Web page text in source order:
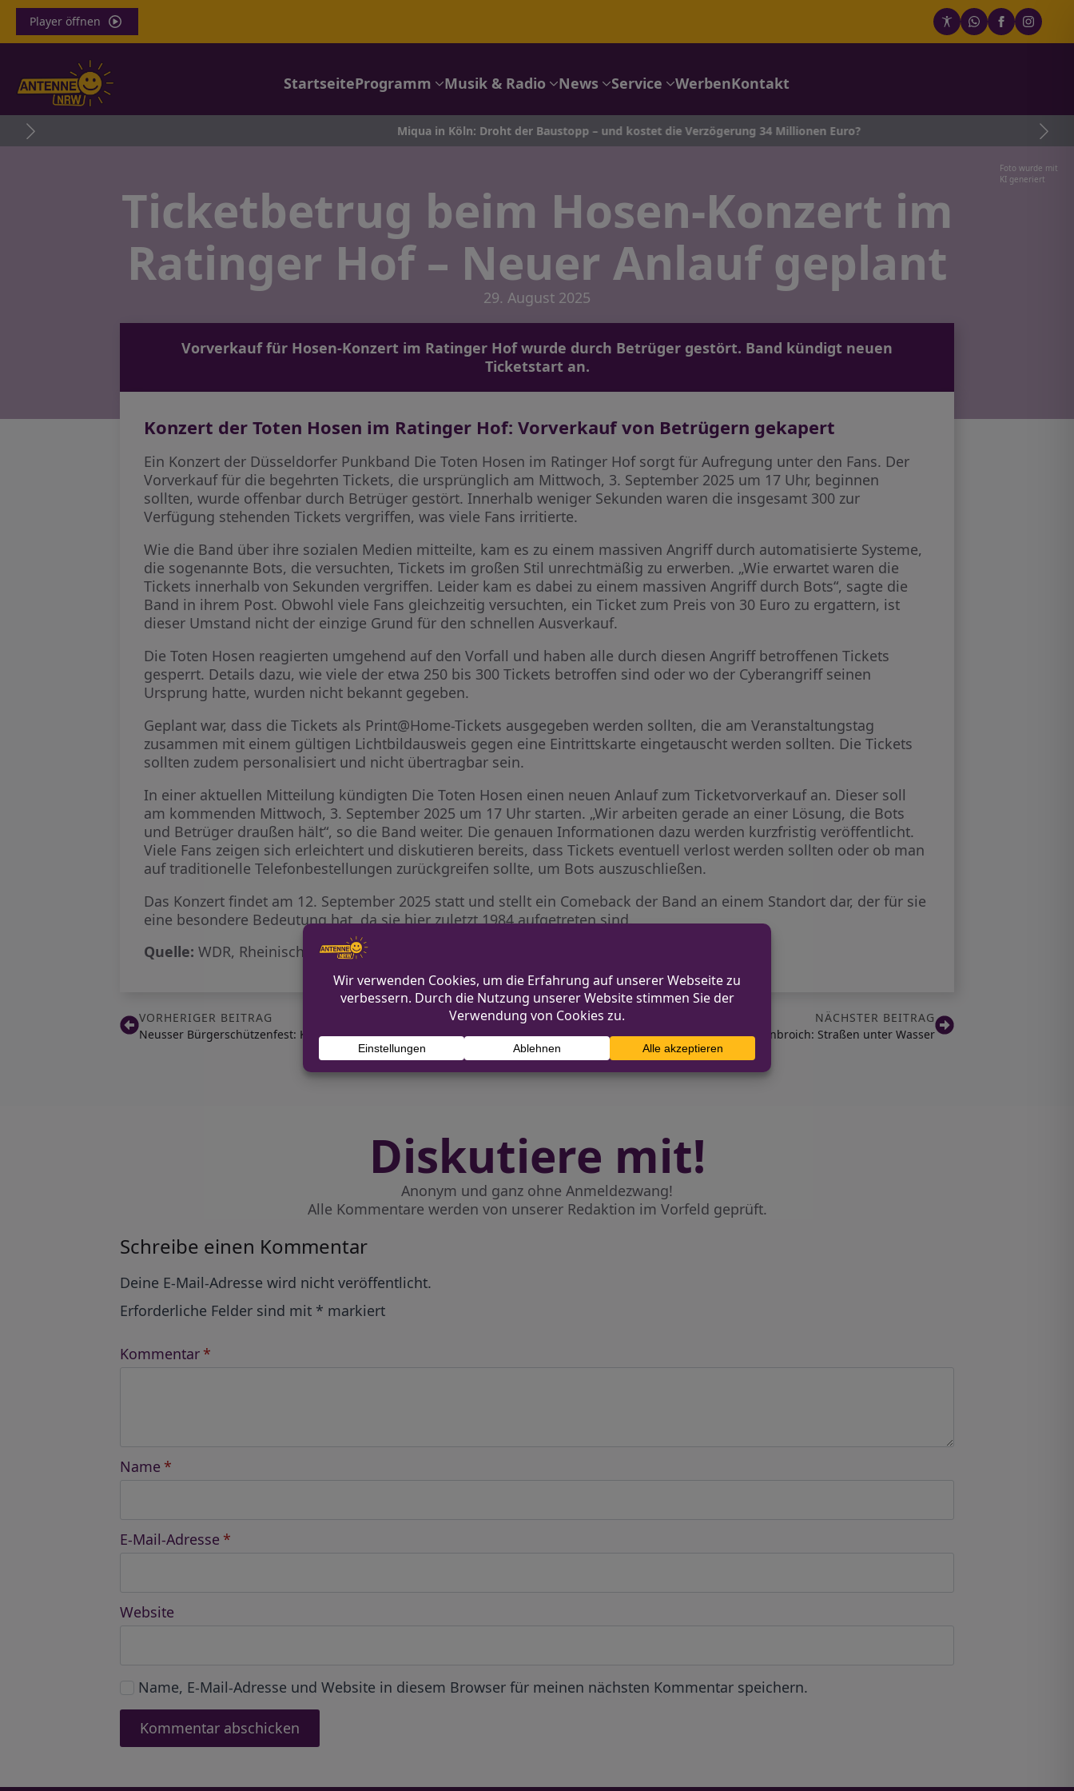
Player öffnen
StartseiteProgramm Musik & Radio News Service WerbenKontakt
Miqua in Köln: Droht der Baustopp – und kostet die Verzögerung 34 Millionen Euro?
Foto wurde mit
KI generiert
Ticketbetrug beim Hosen-Konzert im
Ratinger Hof – Neuer Anlauf geplant
29. August 2025
Vorverkauf für Hosen-Konzert im Ratinger Hof wurde durch Betrüger gestört. Band kündigt neuen
Ticketstart an.
Konzert der Toten Hosen im Ratinger Hof: Vorverkauf von Betrügern gekapert
Ein Konzert der Düsseldorfer Punkband Die Toten Hosen im Ratinger Hof sorgt für Aufregung unter den Fans. Der
Vorverkauf für die begehrten Tickets, die ursprünglich am Mittwoch, 3. September 2025 um 17 Uhr, beginnen
sollten, wurde offenbar durch Betrüger gestört. Innerhalb weniger Sekunden waren die insgesamt 300 zur
Verfügung stehenden Tickets vergriffen, was viele Fans irritierte.
Wie die Band über ihre sozialen Medien mitteilte, kam es zu einem massiven Angriff durch automatisierte Systeme,
die sogenannte Bots, die versuchten, Tickets im großen Stil unrechtmäßig zu erwerben. „Wie erwartet waren die
Tickets innerhalb von Sekunden vergriffen. Leider kam es dabei zu einem massiven Angriff durch Bots“, sagte die
Band in ihrem Post. Obwohl viele Fans gleichzeitig versuchten, ein Ticket zum Preis von 30 Euro zu ergattern, ist
dieser Umstand nicht der einzige Grund für den schnellen Ausverkauf.
Die Toten Hosen reagierten umgehend auf den Vorfall und haben alle durch diesen Angriff betroffenen Tickets
gesperrt. Details dazu, wie viele der etwa 250 bis 300 Tickets betroffen sind oder wo der Cyberangriff seinen
Ursprung hatte, wurden nicht bekannt gegeben.
Geplant war, dass die Tickets als Print@Home-Tickets ausgegeben werden sollten, die am Veranstaltungstag
zusammen mit einem gültigen Lichtbildausweis gegen eine Eintrittskarte eingetauscht werden sollten. Die Tickets
sollten zudem personalisiert und nicht übertragbar sein.
In einer aktuellen Mitteilung kündigten Die Toten Hosen einen neuen Anlauf zum Ticketvorverkauf an. Dieser soll
am kommenden Mittwoch, 3. September 2025 um 17 Uhr starten. „Wir arbeiten gerade an einer Lösung, die Bots
und Betrüger draußen hält“, so die Band weiter. Die genauen Informationen dazu werden kurzfristig veröffentlicht.
Viele Fans zeigen sich erleichtert und diskutieren bereits, dass Tickets eventuell verlost werden sollten oder ob man
auf traditionelle Telefonbestellungen zurückgreifen sollte, um Bots auszuschließen.
Das Konzert findet am 12. September 2025 statt und stellt ein Comeback der Band an einem Standort dar, der für sie
eine besondere Bedeutung hat, da sie hier zuletzt 1984 aufgetreten sind.
Quelle: WDR, Rheinische Post
VORHERIGER BEITRAG
Neusser Bürgerschützenfest: Kirmes eröffnet in freudiger Erwartung
NÄCHSTER BEITRAG
Heftiges Gewitter über Korschenbroich: Straßen unter Wasser
Diskutiere mit!
Anonym und ganz ohne Anmeldezwang!
Alle Kommentare werden von unserer Redaktion im Vorfeld geprüft.
Schreibe einen Kommentar
Deine E-Mail-Adresse wird nicht veröffentlicht.
Erforderliche Felder sind mit * markiert
Kommentar *
Name *
E-Mail-Adresse *
Website
Name, E-Mail-Adresse und Website in diesem Browser für meinen nächsten Kommentar speichern.